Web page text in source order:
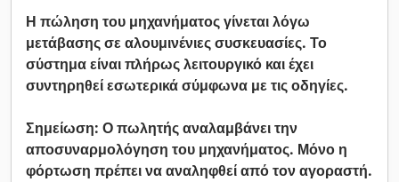
Η πώληση του μηχανήματος γίνεται λόγω
μετάβασης σε αλουμινένιες συσκευασίες. Το
σύστημα είναι πλήρως λειτουργικό και έχει
συντηρηθεί εσωτερικά σύμφωνα με τις οδηγίες.
Σημείωση: Ο πωλητής αναλαμβάνει την
αποσυναρμολόγηση του μηχανήματος. Μόνο η
φόρτωση πρέπει να αναληφθεί από τον αγοραστή.